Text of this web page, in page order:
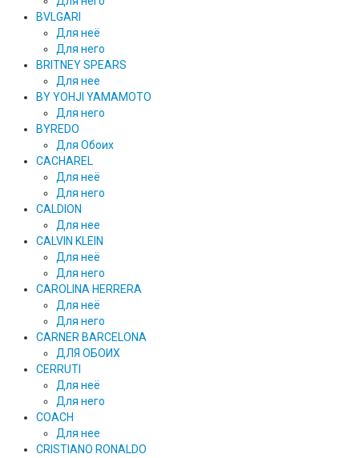
BVLGARI
Для неё
Для него
BRITNEY SPEARS
Для нее
BY YOHJI YAMAMOTO
Для него
BYREDO
Для Обоих
CACHAREL
Для неё
Для него
CALDION
Для нее
CALVIN KLEIN
Для неё
Для него
CAROLINA HERRERA
Для неё
Для него
CARNER BARCELONA
ДЛЯ ОБОИХ
CERRUTI
Для неё
Для него
COACH
Для нее
CRISTIANO RONALDO